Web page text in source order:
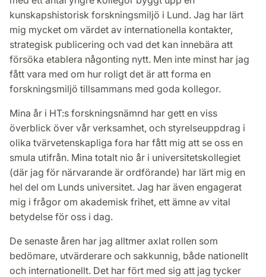
kunskapshistorisk forskningsmiljö i Lund. Jag har lärt
mig mycket om värdet av internationella kontakter,
strategisk publicering och vad det kan innebära att
försöka etablera någonting nytt. Men inte minst har jag
fått vara med om hur roligt det är att forma en
forskningsmiljö tillsammans med goda kollegor.
Mina år i HT:s forskningsnämnd har gett en viss
överblick över vår verksamhet, och styrelseuppdrag i
olika tvärvetenskapliga fora har fått mig att se oss en
smula utifrån. Mina totalt nio år i universitetskollegiet
(där jag för närvarande är ordförande) har lärt mig en
hel del om Lunds universitet. Jag har även engagerat
mig i frågor om akademisk frihet, ett ämne av vital
betydelse för oss i dag.
De senaste åren har jag alltmer axlat rollen som
bedömare, utvärderare och sakkunnig, både nationellt
och internationellt. Det har fört med sig att jag tycker